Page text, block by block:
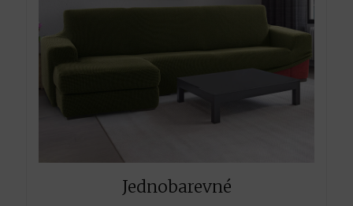
Jednobarevné